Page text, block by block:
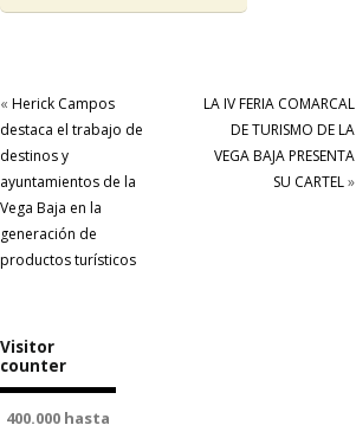
« Herick Campos
destaca el trabajo de
destinos y
ayuntamientos de la
Vega Baja en la
generación de
productos turísticos
LA IV FERIA COMARCAL
DE TURISMO DE LA
VEGA BAJA PRESENTA
SU CARTEL»
Visitor
counter
400.000 hasta